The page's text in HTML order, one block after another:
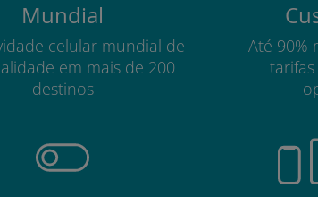
Mundial
celular mundial de
em mais de 200
destinos
Até 90%